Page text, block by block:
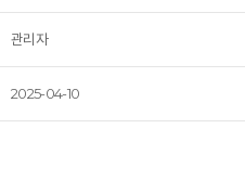
관리자
2025-04-10